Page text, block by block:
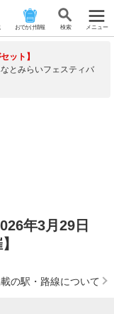
おでかけ情報 検 索 メニュー
ット】
とみらいフェスティバ
年3月29日
の駅・路線について